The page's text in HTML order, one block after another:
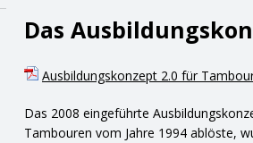
Das
Ausbildungskonzept 2.0 für
Das 2008 eingeführte
Tambouren vom Jahre 1994 ablöste,